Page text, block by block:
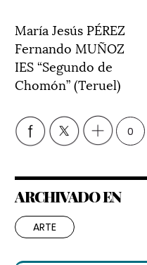
María Jesús PÉREZ
Fernando MUÑOZ
IES “Segundo de
Chomón” (Teruel)
0
ARCHIVADO EN
ARTE